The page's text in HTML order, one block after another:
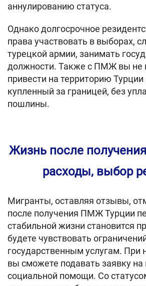
аннулированию статуса.
Однако долгосрочное
права участвовать в выборах,
турецкой армии, занимать
должности. Также с ПМЖ вы не
привести на территорию
купленный за границей, без
пошлины.
Жизнь после
расходы, выбор
Мигранты, оставляя отзывы,
после получения ПМЖ Турции
стабильной жизни становится
будете чувствовать
государственным услугам. При
вы сможете подавать заявку на
социальной помощи. Со